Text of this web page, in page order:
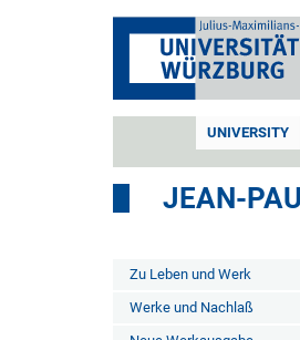
UNIVERSITY
JEAN-
Zu Leben und Werk
Werke und Nachlaß